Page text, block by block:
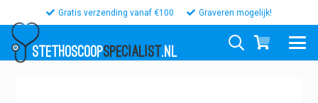
Gratis verzending vanaf €100 Graveren mogelijk!
STETHOSCOOPSPECIALIST.NL